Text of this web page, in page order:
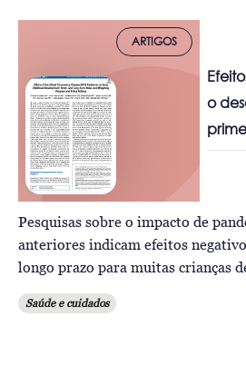
ARTIGOS
o
Pesquisas sobre o impacto de
anteriores indicam efeitos
longo prazo para muitas crianças
Saúde e cuidados